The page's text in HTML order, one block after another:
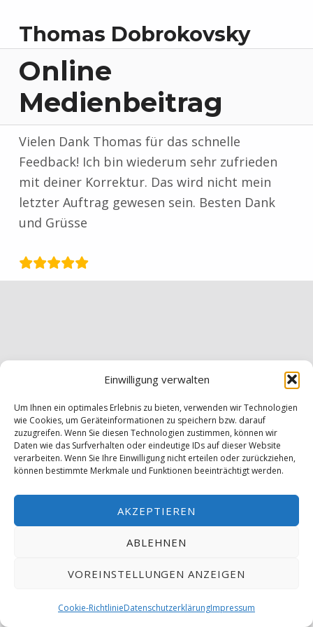
Einwilligung verwalten
Um Ihnen ein optimales Erlebnis zu bieten, verwenden wir Technologien
wie Cookies, um Geräteinformationen zu speichern bzw. darauf
zuzugreifen. Wenn Sie diesen Technologien zustimmen, können wir
Daten wie das Surfverhalten oder eindeutige IDs auf dieser Website
verarbeiten. Wenn Sie Ihre Einwilligung nicht erteilen oder zurückziehen,
können bestimmte Merkmale und Funktionen beeinträchtigt werden.
AKZEPTIEREN
ABLEHNEN
VOREINSTELLUNGEN ANZEIGEN
Cookie-RichtlinieDatenschutzerklärungImpressum
Thomas Dobrokovsky
MENÜ
Online
Medienbeitrag
Vielen Dank Thomas für das schnelle
Feedback! Ich bin wiederum sehr zufrieden
mit deiner Korrektur. Das wird nicht mein
letzter Auftrag gewesen sein. Besten Dank
und Grüsse